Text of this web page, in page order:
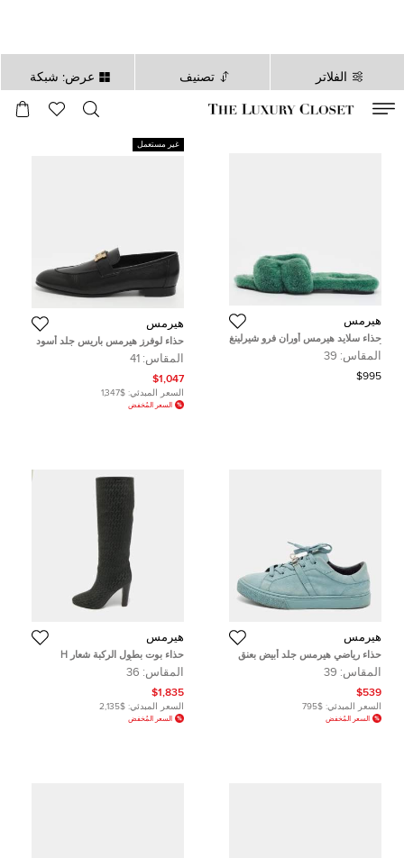
الفلاتر تصنيف عرض: شبكة
ثانية
هيرمس
حذاء سلايد هيرمس أوران فرو شيرلينغ
أخضر مقاس 39
المقاس: 39
$995
غير مستعمل
هيرمس
حذاء لوفرز هيرمس باريس جلد أسود
مقاس 41
المقاس: 41
$1,047
السعر المبدئي: $1,347
السعر المُخفض
هيرمس
حذاء رياضي هيرمس جلد أبيض بعنق
منخفض مقاس 36.5
المقاس: 39
$539
السعر المبدئي: $795
السعر المُخفض
هيرمس
حذاء بوت بطول الركبة شعار H
هيرمس جلد أسود مقاس 36
المقاس: 36
$1,835
السعر المبدئي: $2,135
السعر المُخفض